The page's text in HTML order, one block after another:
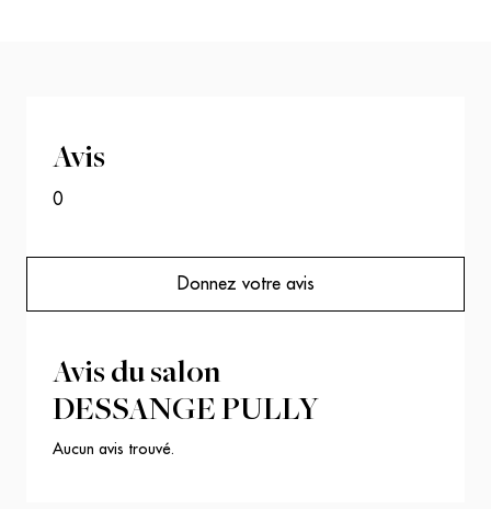
Avis du salon
DESSANGE PULLY
Aucun avis trouvé.
Avis
0
Donnez votre avis